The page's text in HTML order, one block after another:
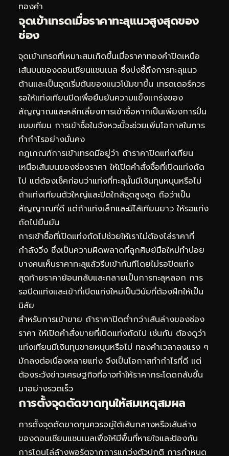
ทองคำ
จุดเข้าเทรดเมื่อราคาทะลุแนวสูงสุดของ
ช่อง
จุดเข้าเทรดที่เหมาะสมเกิดขึ้นเมื่อราคาทองคำปิดเหนือ
เส้นบนของดอนเชียนแชนเนล ซึ่งบ่งชี้ถึงการทะลุแนว
ต้านและเป็นจุดเริ่มต้นของแนวโน้มขาขึ้น เทรดเดอร์ควร
รอให้แท่งเทียนปิดเพื่อยืนยันความแข็งแกร่งของ
สัญญาณและหลีกเลี่ยงการเข้าซื้อหากเป็นเพียงการปั่น
แบบเทียม การเข้าซื้อในจังหวะนี้จะช่วยเพิ่มโอกาสในการ
ทำกำไรอย่างมั่นคง
กฎเกณฑ์การเข้าเทรดมีอยู่ว่า ถ้าราคาปิดแท่งเทียน
เหนือเส้นบนของช่องราคา ให้เปิดคำสั่งซื้อที่เปิดแท่งถัด
ไป แต่ต้องเช็คก่อนว่าแท่งที่ทะลุนั้นมีเงินทุนหนุนหรือไม่
ถ้าแท่งเทียนตัวใหญ่และปิดใกล้จุดสูงสุด ถือว่าเป็น
สัญญาณที่ดี แต่ถ้าแท่งเล็กและมีไส้เทียนยาว ให้รอแท่ง
ถัดไปยืนยัน
การเข้าซื้อที่เปิดแท่งถัดไปช่วยให้เราไม่ต้องไล่ราคาที่
กำลังวิ่ง ซึ่งเป็นความผิดพลาดที่ลูกศิษย์มือใหม่ทำบ่อย
บางคนเห็นราคาทะลุแล้วรีบเข้าทันทีโดยไม่รอปิดแท่ง
สุดท้ายราคาย้อนกลับและกลายเป็นการทะลุหลอก การ
รอปิดแท่งและเข้าที่เปิดแท่งใหม่เป็นวินัยที่ต้องฝึกให้เป็น
นิสัย
สำหรับการเข้าขาย ถ้าราคาปิดต่ำกว่าเส้นล่างของช่อง
ราคา ให้เปิดคำสั่งขายที่เปิดแท่งถัดไป เช่นกัน ต้องดูว่า
แท่งเทียนมีเงินทุนขายหนุนหรือไม่ ทองคำเวลาลงแรง ๆ
มักลงต่อเนื่องหลายแท่ง จึงเป็นโอกาสทำกำไรที่ดี แต่
ต้องระวังข่าวเศรษฐกิจที่อาจทำให้ราคากระโดดกลับขึ้น
มาอย่างรวดเร็ว
การตั้งจุดตัดขาดทุนให้สมเหตุสมผล
การตั้งจุดตัดขาดทุนควรอยู่ใต้เส้นกลางหรือเส้นล่าง
ของดอนเชียนแชนเนลเพื่อให้มีพื้นที่หายใจและป้องกัน
การโดนไล่ล้างพอร์ตจากการแกว่งตัวปกติ การกำหนด